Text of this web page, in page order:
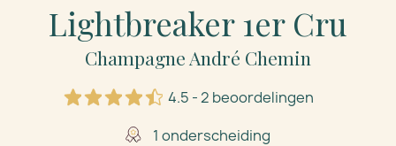
Lightbreaker 1er Cru
Champagne André Chemin
4.5 - 2 beoordelingen
1 onderscheiding